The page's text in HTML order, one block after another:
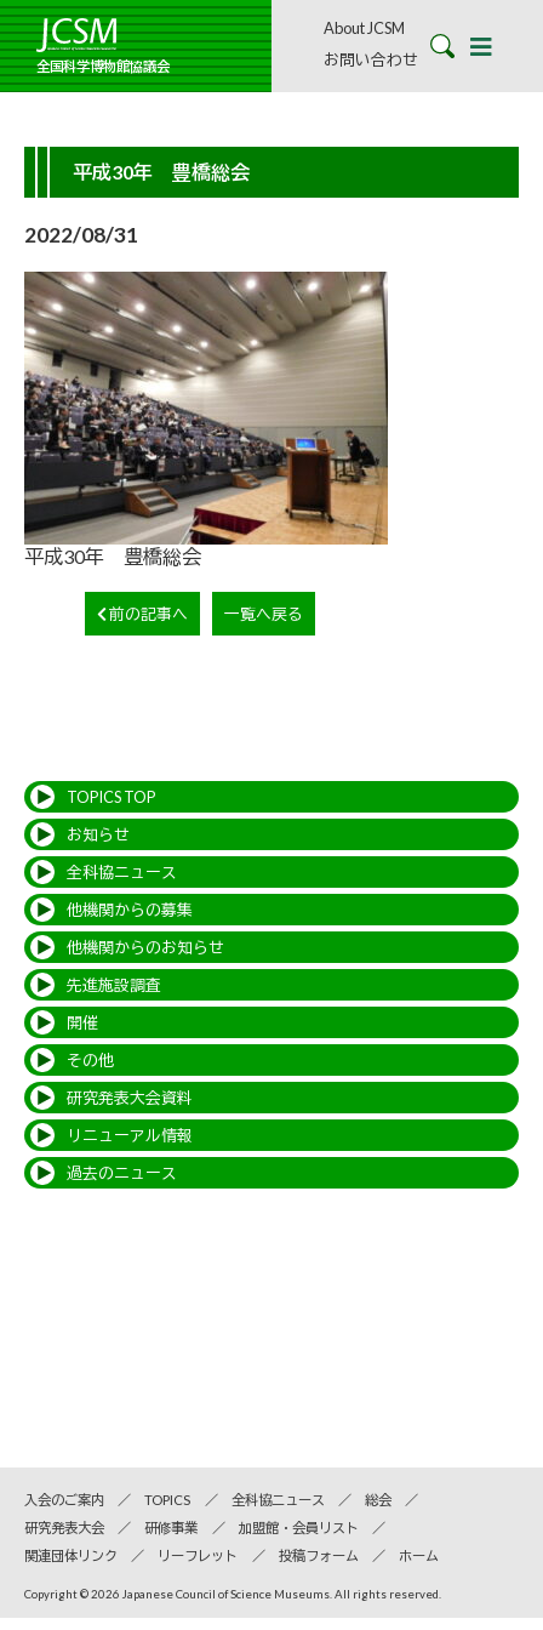
全国科学博物館協議会
About JCSM
お問い合わせ
平成30年 豊橋総会
2022/08/31
平成30年 豊橋総会
前の記事へ 一覧へ戻る
TOPICS TOP
お知らせ
全科協ニュース
他機関からの募集
他機関からのお知らせ
先進施設調査
開催
その他
研究発表大会資料
リニューアル情報
過去のニュース
入会のご案内 TOPICS 全科協ニュース
総会
研究発表大会
研修事業
加盟館・会員リスト
関連団体リンク
リーフレット 投稿フォーム ホーム
Copyright © 2026 Japanese Council of Science Museums. All rights reserved.